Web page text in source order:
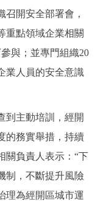
日本語
PORTUGUÊS
開安全部署會，
重點領域企業相關
與；並專門組織20
業人員的安全意識
主動培訓，經開
的務實舉措，持續
關負責人表示：“下
制，不斷提升風險
理為經開區城市運